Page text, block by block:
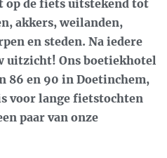
op de fiets uitstekend tot
akkers, weilanden,
en steden. Na iedere
uitzicht! Ons boetiekhotel
en 90 in Doetinchem,
voor lange fietstochten
paar van onze